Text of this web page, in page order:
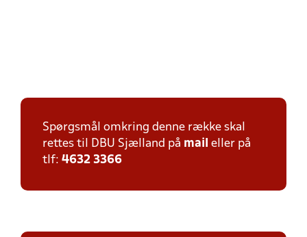
Spørgsmål omkring denne række skal
rettes til DBU Sjælland på mail eller på
tlf: 4632 3366